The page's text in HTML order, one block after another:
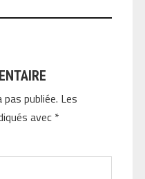
publiée. Les
avec *